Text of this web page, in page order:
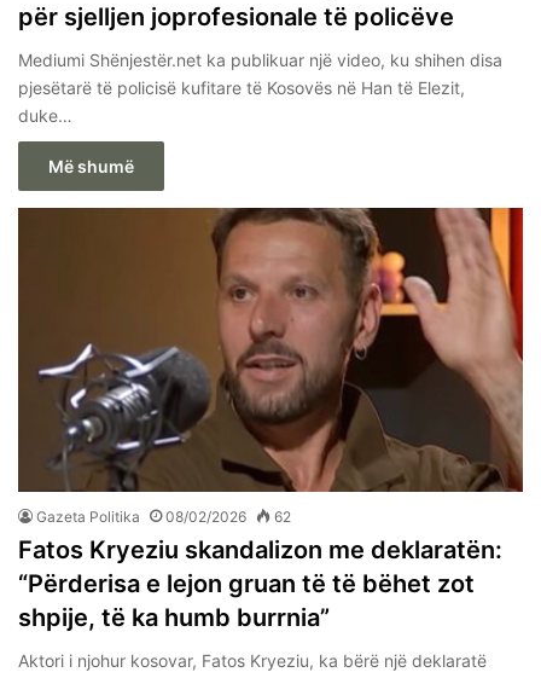
për sjelljen joprofesionale të policëve
Mediumi Shënjestër.net ka publikuar një video, ku shihen disa
pjesëtarë të policisë kufitare të Kosovës në Han të Elezit,
duke…
Më shumë
Gazeta Politika 08/02/2026 62
Fatos Kryeziu skandalizon me deklaratën:
“Përderisa e lejon gruan të të bëhet zot
shpije, të ka humb burrnia”
Aktori i njohur kosovar, Fatos Kryeziu, ka bërë një deklaratë